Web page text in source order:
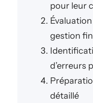
pour leur
gestion
d’erreurs
détaillé